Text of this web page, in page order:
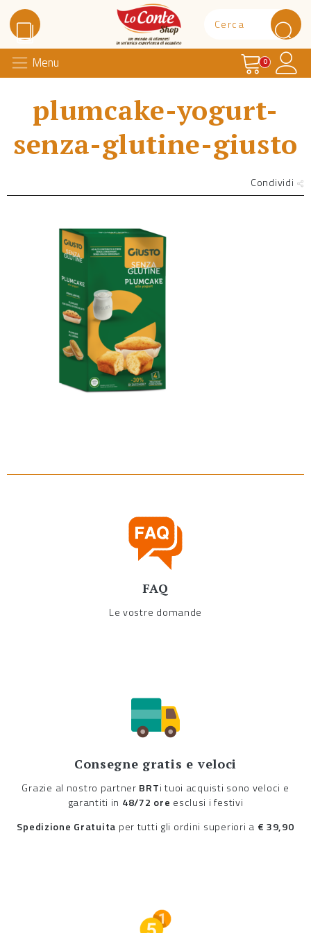
Lo Conte Shop
Menu Carrello
0
plumcake-yogurt-
senza-glutine-giusto
Condividi
FAQ
Le vostre domande
Consegne gratis e veloci
Grazie al nostro partner BRTi tuoi acquisti sono veloci e
garantiti in 48/72 ore esclusi i festivi
Spedizione Gratuita per tutti gli ordini superiori a € 39,90